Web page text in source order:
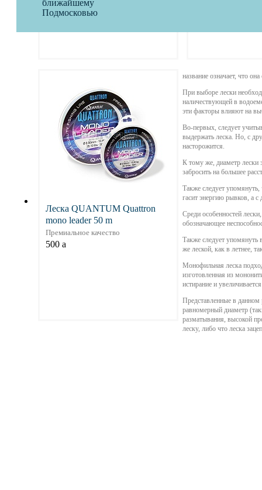
Леска QUANTUM Quattron
mono leader 50 m
Премиальное качество
500 a
название означает, что
При выборе лески
наличествующей в
эти факторы влияют на
Во-первых, следует
выдержать леска. Но, с
насторожится.
К тому же, диаметр лески
забросить на большее
Также следует
гасит энергию рывков, а с
Среди особенностей
обозначающее
Также следует упомянуть
же леской, как в летнее,
Монофильная леска
изготовленная из
истирание и
Представленные в данном
равномерный диаметр
разматывания, высокой
леску, либо что леска